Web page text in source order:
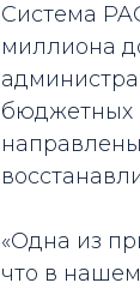
Система
миллиона
бюджетных
«Одна из
что в